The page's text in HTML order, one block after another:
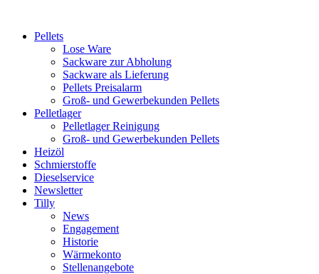
Pellets
Lose Ware
Sackware zur Abholung
Sackware als Lieferung
Pellets Preisalarm
Groß- und Gewerbekunden Pellets
Pelletlager
Pelletlager Reinigung
Groß- und Gewerbekunden Pellets
Heizöl
Schmierstoffe
Dieselservice
Newsletter
Tilly
News
Engagement
Historie
Wärmekonto
Stellenangebote